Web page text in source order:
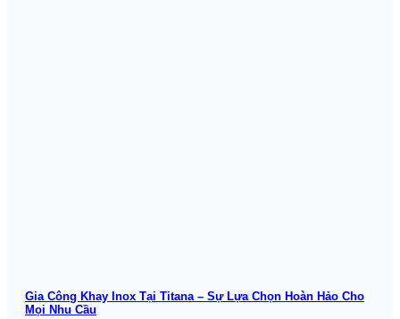
Gia Công Khay Inox Tại Titana – Sự Lựa Chọn Hoàn Hảo Cho
Mọi Nhu Cầu